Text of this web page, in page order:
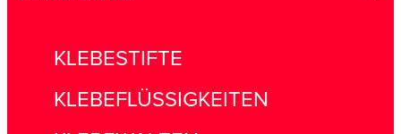
KLEBESTIFTE
KLEBEFLÜSSIGKEITEN